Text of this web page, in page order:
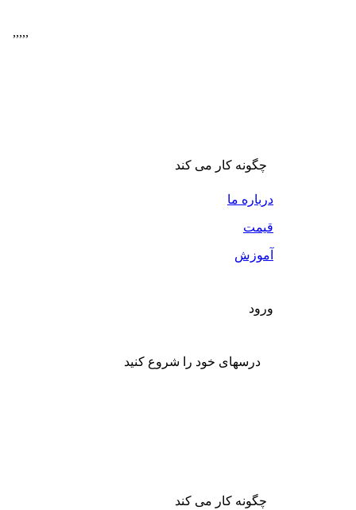
,,,,,
چگونه کار می کند
درباره ما
قیمت
آموزش
ورود
درسهای خود را شروع کنید
چگونه کار می کند